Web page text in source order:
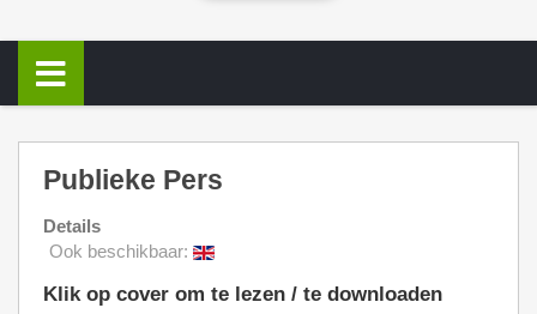
Publieke Pers
Details
Ook beschikbaar:
Klik op cover om te lezen / te downloaden